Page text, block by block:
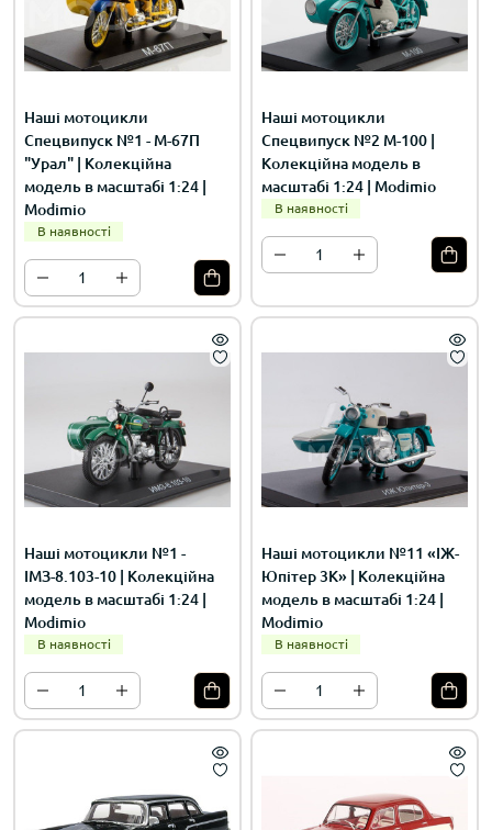
Наші мотоцикли
Спецвипуск №1 - М-67П
"Урал" | Колекційна
модель в масштабі 1:24 |
Modimio
В наявності
Наші мотоцикли
Спецвипуск №2 М-100 |
Колекційна модель в
масштабі 1:24 | Modimio
В наявності
Наші мотоцикли №1 -
ІМЗ-8.103-10 | Колекційна
модель в масштабі 1:24 |
Modimio
В наявності
Наші мотоцикли №11 «ІЖ-
Юпітер 3К» | Колекційна
модель в масштабі 1:24 |
Modimio
В наявності